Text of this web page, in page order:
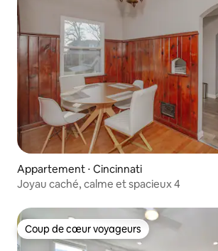
Appartement ⋅ Cincinnati
Joyau caché, calme et spacieux 4
Coup de cœur voyageurs
Coup de cœur voyageurs